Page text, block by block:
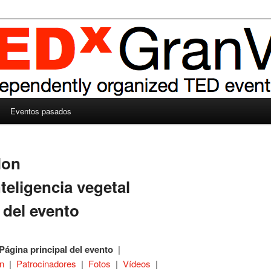
Eventos pasados
vegetal
evento
Página principal del evento|
| Patrocinadores | Fotos | Vídeos |